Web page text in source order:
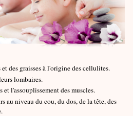
des graisses à l'origine des cellulites.
lombaires.
l'assouplissement des muscles.
au niveau du cou, du dos, de la tête, des